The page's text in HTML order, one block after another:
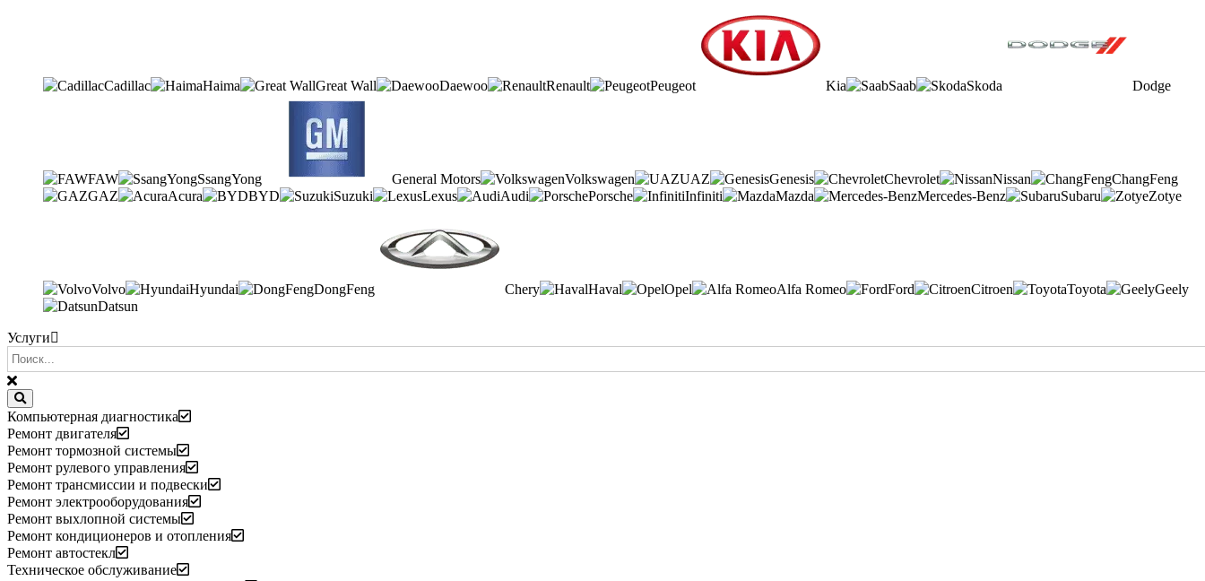
Cadillac Haima Great Wall Daewoo Renault Peugeot Kia Saab Skoda Dodge
FAW SsangYong General Motors Volkswagen UAZ Genesis Chevrolet Nissan
ChangFeng
GAZ
Acura BYD Suzuki Lexus Audi Porsche Infiniti Mazda Mercedes-Benz Subaru Zotye
Volvo Hyundai DongFeng Chery Haval Opel Alfa Romeo Ford Citroen Toyota
Geely
Datsun
Услуги
Компьютерная диагностика
Ремонт двигателя
Ремонт тормозной системы
Ремонт рулевого управления
Ремонт трансмиссии и подвески
Ремонт электрооборудования
Ремонт выхлопной системы
Ремонт кондиционеров и отопления
Ремонт автостекл
Техническое обслуживание